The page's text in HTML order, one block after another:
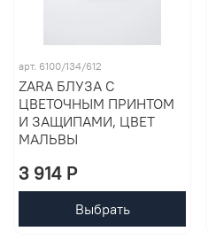
арт. 6100/134/612
ZARA БЛУЗА С
ЦВЕТОЧНЫМ ПРИНТОМ
И ЗАЩИПАМИ, ЦВЕТ
МАЛЬВЫ
3 914 P
Выбрать